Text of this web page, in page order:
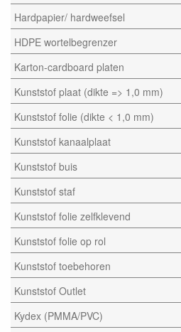
Hardpapier/ hardweefsel
HDPE wortelbegrenzer
Karton-cardboard platen
Kunststof plaat (dikte => 1,0 mm)
Kunststof folie (dikte < 1,0 mm)
Kunststof kanaalplaat
Kunststof buis
Kunststof staf
Kunststof folie zelfklevend
Kunststof folie op rol
Kunststof toebehoren
Kunststof Outlet
Kydex (PMMA/PVC)